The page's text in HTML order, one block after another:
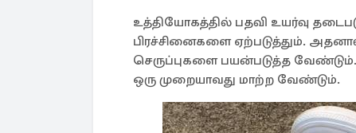
உத்தியோகத்தில் பதவி உயர்வு
பிரச்சினைகளை ஏற்படுத்தும்.
செருப்புகளை பயன்படுத்த வேண்டும்.
ஒரு முறையாவது மாற்ற வேண்டும்.